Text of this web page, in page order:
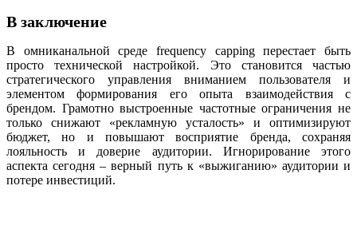
В заключение
В омниканальной среде frequency capping перестает быть
просто технической настройкой. Это становится частью
стратегического управления вниманием пользователя и
элементом формирования его опыта взаимодействия с
брендом. Грамотно выстроенные частотные ограничения не
только снижают «рекламную усталость» и оптимизируют
бюджет, но и повышают восприятие бренда, сохраняя
лояльность и доверие аудитории. Игнорирование этого
аспекта сегодня – верный путь к «выжиганию» аудитории и
потере инвестиций.